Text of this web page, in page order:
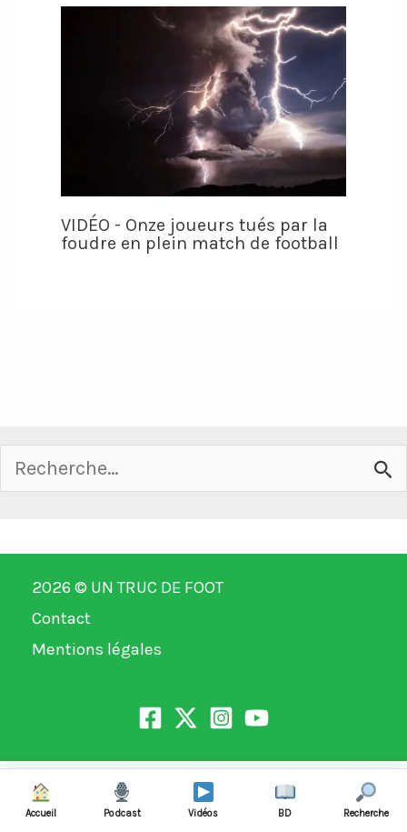
VIDÉO - Onze joueurs tués par la
foudre en plein match de football
Rechercher :
2026 © UN TRUC DE FOOT
Contact
Mentions légales
Accueil Podcast Vidéos BD Recherche